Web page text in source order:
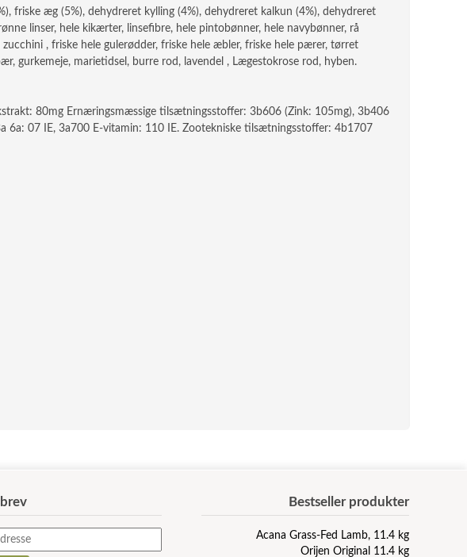
friske æg (5%), dehydreret kylling (4%), dehydreret kalkun (4%), dehydreret
linser, hele kikærter, linsefibre, hele pintobønner, hele navybønner, rå
, friske hele gulerødder, friske hele æbler, friske hele pærer, tørret
gurkemeje, marietidsel, burre rod, lavendel , Lægestokrose rod, hyben.
80mg Ernæringsmæssige tilsætningsstoffer: 3b606 (Zink: 105mg), 3b406
6a: 07 IE, 3a700 E-vitamin: 110 IE. Zootekniske tilsætningsstoffer: 4b1707
Bestseller produkter
Acana Grass-Fed Lamb, 11.4 kg
Orijen Original 11.4 kg